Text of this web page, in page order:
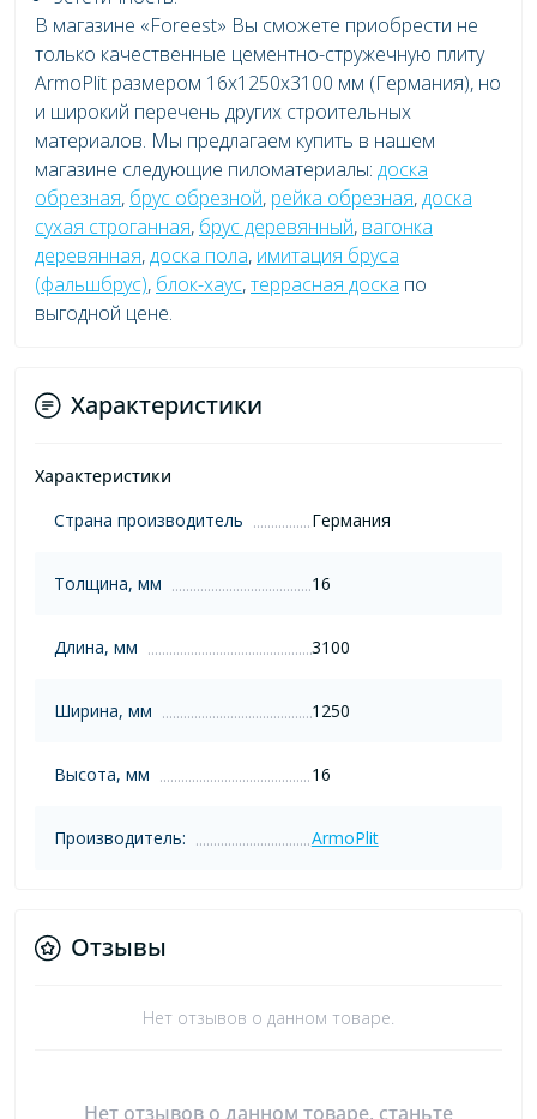
В магазине «Foreest» Вы сможете приобрести не
только качественные цементно-стружечную плиту
ArmoPlit размером 16x1250x3100 мм (Германия), но
и широкий перечень других строительных
материалов. Мы предлагаем купить в нашем
магазине следующие пиломатериалы: доска
обрезная, брус обрезной, рейка обрезная,доска
сухая строганная, брус деревянный, вагонка
деревянная,доска пола, имитация бруса
(фальшбрус), блок-хаус,террасная доска по
выгодной цене.
Характеристики
Характеристики
Страна производитель
Германия
Толщина, мм 16
Длина, мм 3100
Ширина, мм 1250
Высота, мм 16
Производитель: ArmoPlit
Отзывы
Нет отзывов о данном товаре.
Нет отзывов о данном товаре, станьте